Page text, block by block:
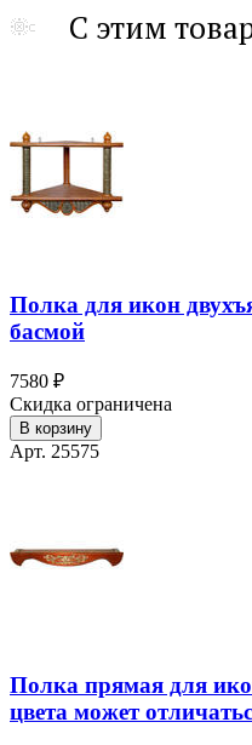
С этим
Полка для икон
басмой
7580 ₽
Скидка ограничена
В корзину
Арт. 25575
Полка прямая для
цвета может